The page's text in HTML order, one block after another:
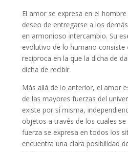
El amor se expresa en el
deseo de entregarse a los
en armonioso intercambio. Su
evolutivo de lo humano consiste
recíproca en la que la dicha de
dicha de recibir.
Más allá de lo anterior, el amor
de las mayores fuerzas del
existe por sí misma,
objetos a través de los cuales
fuerza se expresa en todos los
encuentra una clara posibilidad